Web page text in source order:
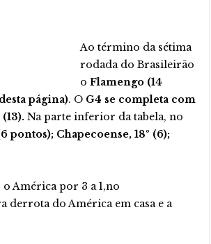
Ao término da sétima
rodada do Brasileirão
o Flamengo (14
página). O G4 se completa com
Na parte inferior da tabela, no
pontos); Chapecoense, 18º (6);
América por 3 a 1,no
derrota do América em casa e a